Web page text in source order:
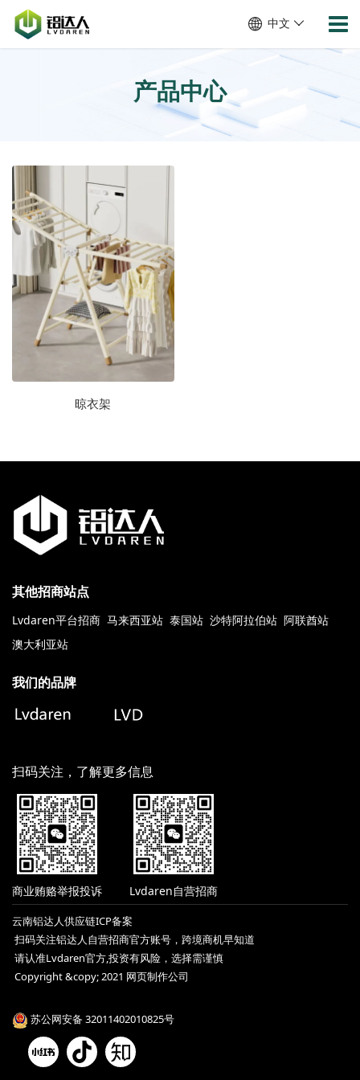
中文
产品中心
晾衣架
其他招商站点
Lvdaren平台招商 马来西亚站 泰国站 沙特阿拉伯站 阿联酋站
澳大利亚站
我们的品牌
扫码关注，了解更多信息
商业贿赂举报投诉 Lvdaren自营招商
云南铝达人供应链ICP备案
扫码关注铝达人自营招商官方账号，跨境商机早知道
请认准Lvdaren官方,投资有风险，选择需谨慎
Copyright &copy; 2021 网页制作公司
苏公网安备 32011402010825号